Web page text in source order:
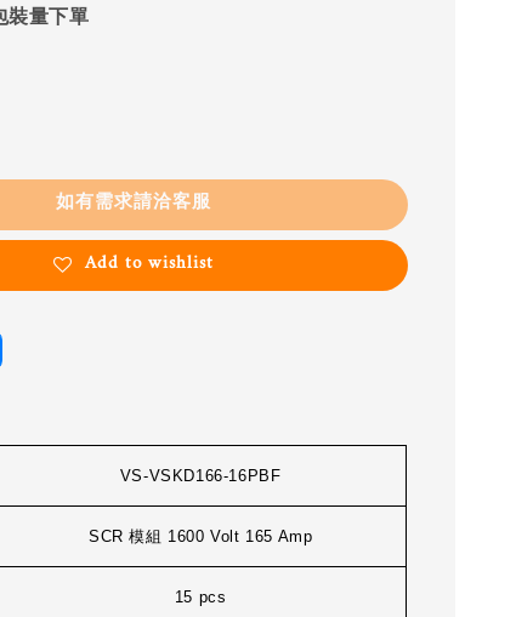
裝量下單
如有需求請洽客服
Add to wishlist
VS-VSKD166-16PBF
SCR 模組 1600 Volt 165 Amp
15 pcs